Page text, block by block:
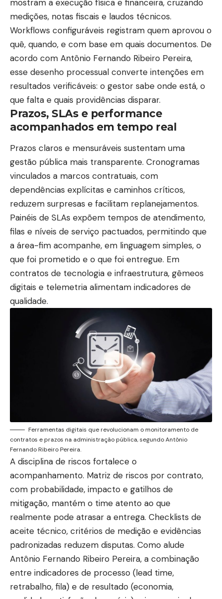
mostram a execução física e financeira, cruzando
medições, notas fiscais e laudos técnicos.
Workflows configuráveis registram quem aprovou o
quê, quando, e com base em quais documentos. De
acordo com Antônio Fernando Ribeiro Pereira,
esse desenho processual converte intenções em
resultados verificáveis: o gestor sabe onde está, o
que falta e quais providências disparar.
Prazos, SLAs e performance
acompanhados em tempo real
Prazos claros e mensuráveis sustentam uma
gestão pública mais transparente. Cronogramas
vinculados a marcos contratuais, com
dependências explícitas e caminhos críticos,
reduzem surpresas e facilitam replanejamentos.
Painéis de SLAs expõem tempos de atendimento,
filas e níveis de serviço pactuados, permitindo que
a área-fim acompanhe, em linguagem simples, o
que foi prometido e o que foi entregue. Em
contratos de tecnologia e infraestrutura, gêmeos
digitais e telemetria alimentam indicadores de
qualidade.
Ferramentas digitais que revolucionam o monitoramento de
contratos e prazos na administração pública, segundo Antônio
Fernando Ribeiro Pereira.
A disciplina de riscos fortalece o
acompanhamento. Matriz de riscos por contrato,
com probabilidade, impacto e gatilhos de
mitigação, mantém o time atento ao que
realmente pode atrasar a entrega. Checklists de
aceite técnico, critérios de medição e evidências
padronizadas reduzem disputas. Como alude
Antônio Fernando Ribeiro Pereira, a combinação
entre indicadores de processo (lead time,
retrabalho, fila) e de resultado (economia,